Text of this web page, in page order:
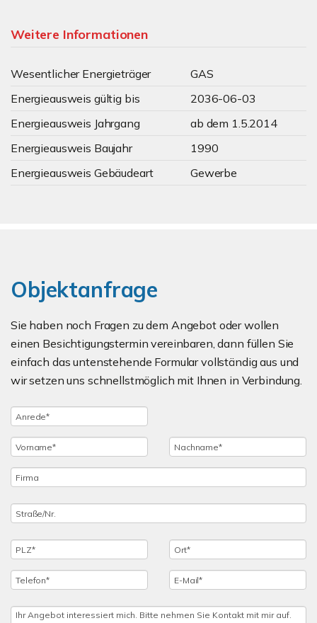
Weitere Informationen
Wesentlicher Energieträger
GAS
Energieausweis gültig bis
2036-06-03
Energieausweis Jahrgang
ab dem 1.5.2014
Energieausweis Baujahr
1990
Energieausweis Gebäudeart
Gewerbe
Objektanfrage
Sie haben noch Fragen zu dem Angebot oder wollen
einen Besichtigungstermin vereinbaren, dann füllen Sie
einfach das untenstehende Formular vollständig aus und
wir setzen uns schnellstmöglich mit Ihnen in Verbindung.